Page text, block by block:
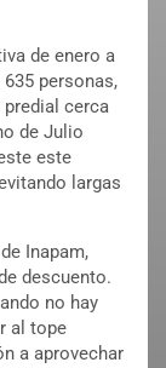
de enero a
personas,
cerca
de Julio
este
largas
Inapam,
descuento.
no hay
al tope
a aprovechar